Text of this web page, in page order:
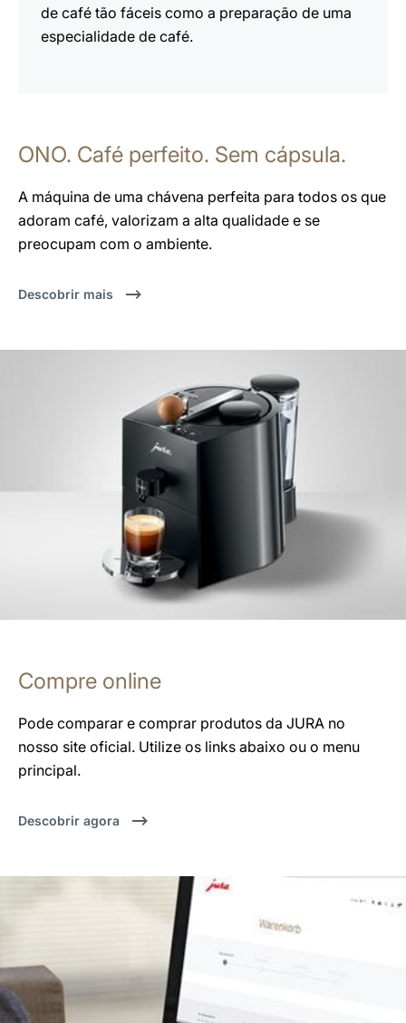
de café tão fáceis como a preparação de uma
especialidade de café.
ONO. Café perfeito. Sem cápsula.
A máquina de uma chávena perfeita para todos os que
adoram café, valorizam a alta qualidade e se
preocupam com o ambiente.
Descobrir mais
Compre online
Pode comparar e comprar produtos da JURA no
nosso site oficial. Utilize os links abaixo ou o menu
principal.
Descobrir agora